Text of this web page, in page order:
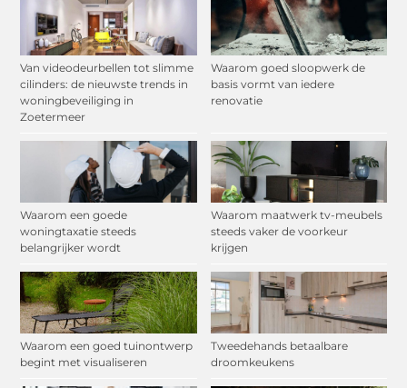
Van videodeurbellen tot slimme
cilinders: de nieuwste trends in
woningbeveiliging in
Zoetermeer
Waarom goed sloopwerk de
basis vormt van iedere
renovatie
Waarom een goede
woningtaxatie steeds
belangrijker wordt
Waarom maatwerk tv-meubels
steeds vaker de voorkeur
krijgen
Waarom een goed tuinontwerp
begint met visualiseren
Tweedehands betaalbare
droomkeukens